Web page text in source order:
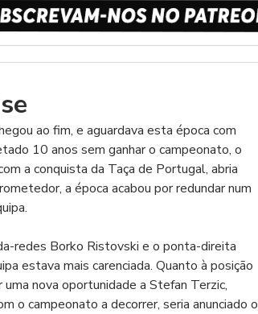
ao fim, e aguardava esta época com
10 anos sem ganhar o campeonato, o
a conquista da Taça de Portugal, abria
a época acabou por redundar num
redes Borko Ristovski e o ponta-direita
estava mais carenciada. Quanto à posição
nova oportunidade a Stefan Terzic,
o campeonato a decorrer, seria anunciado o